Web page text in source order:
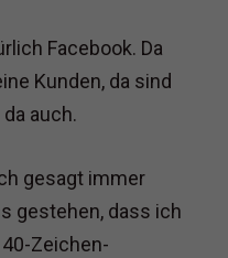
Facebook. Da
Kunden, da sind
auch.
gesagt immer
gestehen, dass ich
Zeichen-